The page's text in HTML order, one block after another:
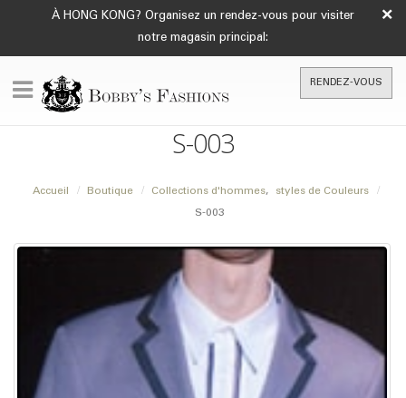
À HONG KONG? Organisez un rendez-vous pour visiter
notre magasin principal:
×
RENDEZ-VOUS
S-003
Accueil Boutique Collections d'hommes, styles de Couleurs
S-003